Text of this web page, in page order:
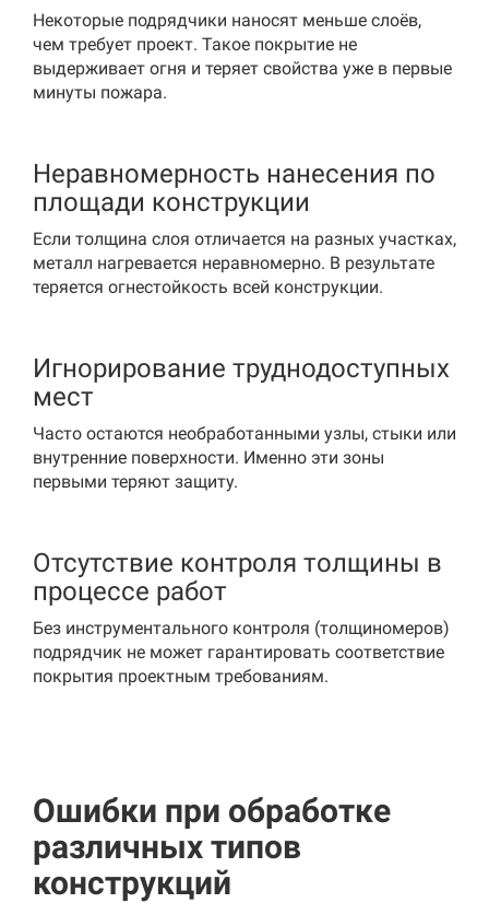
Некоторые подрядчики наносят меньше слоёв,
чем требует проект. Такое покрытие не
выдерживает огня и теряет свойства уже в первые
минуты пожара.
Неравномерность нанесения по
площади конструкции
Если толщина слоя отличается на разных участках,
металл нагревается неравномерно. В результате
теряется огнестойкость всей конструкции.
Игнорирование труднодоступных
мест
Часто остаются необработанными узлы, стыки или
внутренние поверхности. Именно эти зоны
первыми теряют защиту.
Отсутствие контроля толщины в
процессе работ
Без инструментального контроля (толщиномеров)
подрядчик не может гарантировать соответствие
покрытия проектным требованиям.
Ошибки при обработке
различных типов
конструкций